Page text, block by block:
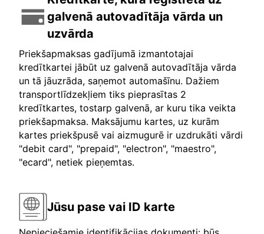
galvenā autovadītāja vārda un
uzvārda
Priekšapmaksas gadījumā izmantotajai
kredītkartei jābūt uz galvenā autovadītāja vārda
un tā jāuzrāda, saņemot automašīnu. Dažiem
transportlīdzekļiem tiks pieprasītas 2
kredītkartes, tostarp galvenā, ar kuru tika veikta
priekšapmaksa. Maksājumu kartes, uz kurām
kartes priekšpusē vai aizmugurē ir uzdrukāti vārdi
"debit card", "prepaid", "electron", "maestro",
"ecard", netiek pieņemtas.
Jūsu pase vai ID karte